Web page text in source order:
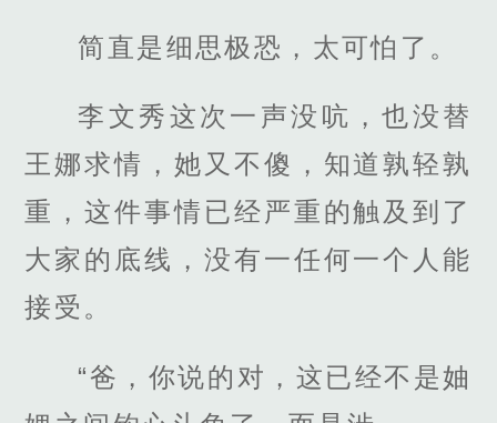
简直是细思极恐，太可怕了。
李文秀这次一声没吭，也没替
王娜求情，她又不傻，知道孰轻孰
重，这件事情已经严重的触及到了
大家的底线，没有一任何一个人能
接受。
“爸，你说的对，这已经不是妯